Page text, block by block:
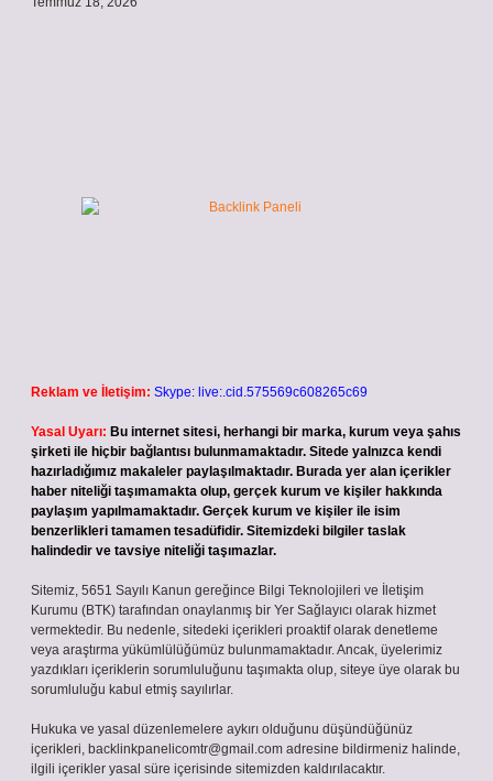
Reklam ve İletişim: Skype: live:.cid.575569c608265c69
Yasal Uyarı: Bu internet sitesi, herhangi bir marka, kurum veya şahıs
şirketi ile hiçbir bağlantısı bulunmamaktadır. Sitede yalnızca kendi
hazırladığımız makaleler paylaşılmaktadır. Burada yer alan içerikler
haber niteliği taşımamakta olup, gerçek kurum ve kişiler hakkında
paylaşım yapılmamaktadır. Gerçek kurum ve kişiler ile isim
benzerlikleri tamamen tesadüfidir. Sitemizdeki bilgiler taslak
halindedir ve tavsiye niteliği taşımazlar.
Sitemiz, 5651 Sayılı Kanun gereğince Bilgi Teknolojileri ve İletişim
Kurumu (BTK) tarafından onaylanmış bir Yer Sağlayıcı olarak hizmet
vermektedir. Bu nedenle, sitedeki içerikleri proaktif olarak denetleme
veya araştırma yükümlülüğümüz bulunmamaktadır. Ancak, üyelerimiz
yazdıkları içeriklerin sorumluluğunu taşımakta olup, siteye üye olarak bu
sorumluluğu kabul etmiş sayılırlar.
Hukuka ve yasal düzenlemelere aykırı olduğunu düşündüğünüz
içerikleri, backlinkpanelicomtr@gmail.com adresine bildirmeniz halinde,
ilgili içerikler yasal süre içerisinde sitemizden kaldırılacaktır.